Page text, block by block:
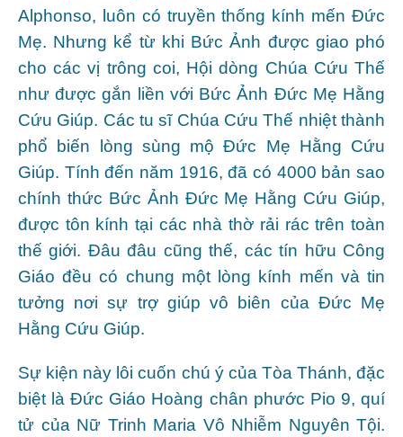
Alphonso, luôn có truyền thống kính mến Đức
Mẹ. Nhưng kể từ khi Bức Ảnh được giao phó
cho các vị trông coi, Hội dòng Chúa Cứu Thế
như được gắn liền với Bức Ảnh Đức Mẹ Hằng
Cứu Giúp. Các tu sĩ Chúa Cứu Thế nhiệt thành
phổ biến lòng sùng mộ Đức Mẹ Hằng Cứu
Giúp. Tính đến năm 1916, đã có 4000 bản sao
chính thức Bức Ảnh Đức Mẹ Hằng Cứu Giúp,
được tôn kính tại các nhà thờ rải rác trên toàn
thế giới. Đâu đâu cũng thế, các tín hữu Công
Giáo đều có chung một lòng kính mến và tin
tưởng nơi sự trợ giúp vô biên của Đức Mẹ
Hằng Cứu Giúp.
Sự kiện này lôi cuốn chú ý của Tòa Thánh, đặc
biệt là Đức Giáo Hoàng chân phước Pio 9, quí
tử của Nữ Trinh Maria Vô Nhiễm Nguyên Tội.